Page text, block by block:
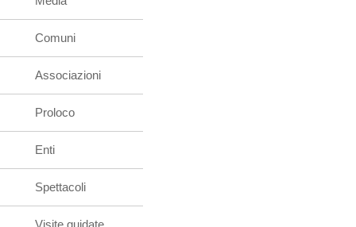
Comuni
Associazioni
Proloco
Enti
Spettacoli
Visite guidate